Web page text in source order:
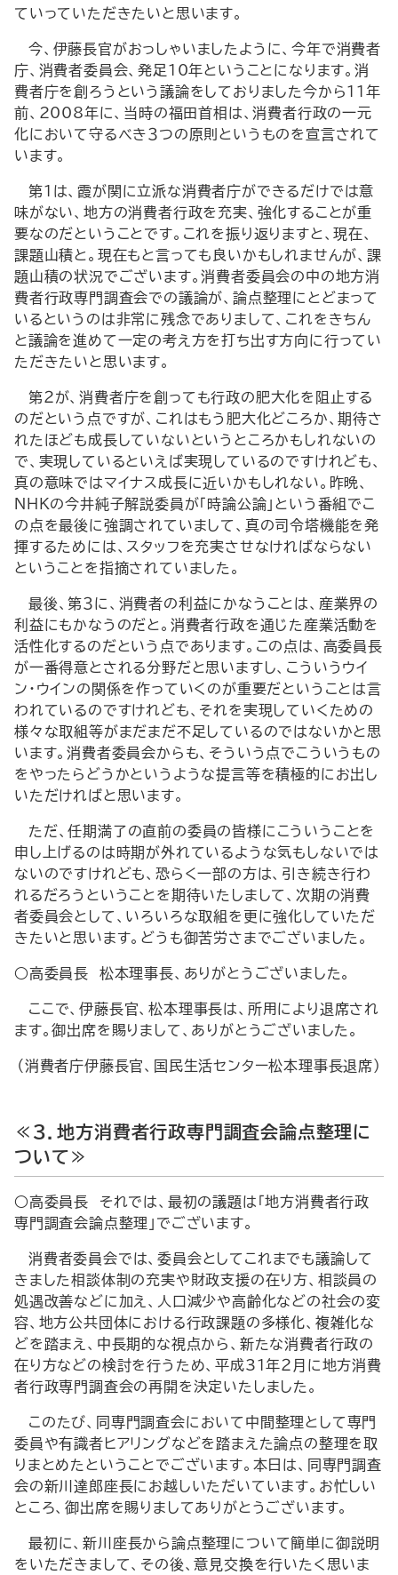
ていっていただきたいと思います。
今、伊藤長官がおっしゃいましたように、今年で消費者
庁、消費者委員会、発足10年ということになります。消
費者庁を創ろうという議論をしておりました今から11年
前、2008年に、当時の福田首相は、消費者行政の一元
化において守るべき３つの原則というものを宣言されて
います。
第１は、霞が関に立派な消費者庁ができるだけでは意
味がない、地方の消費者行政を充実、強化することが重
要なのだということです。これを振り返りますと、現在、
課題山積と。現在もと言っても良いかもしれませんが、課
題山積の状況でございます。消費者委員会の中の地方消
費者行政専門調査会での議論が、論点整理にとどまって
いるというのは非常に残念でありまして、これをきちん
と議論を進めて一定の考え方を打ち出す方向に行ってい
ただきたいと思います。
第２が、消費者庁を創っても行政の肥大化を阻止する
のだという点ですが、これはもう肥大化どころか、期待さ
れたほども成長していないというところかもしれないの
で、実現しているといえば実現しているのですけれども、
真の意味ではマイナス成長に近いかもしれない。昨晩、
NHKの今井純子解説委員が「時論公論」という番組でこ
の点を最後に強調されていまして、真の司令塔機能を発
揮するためには、スタッフを充実させなければならない
ということを指摘されていました。
最後、第３に、消費者の利益にかなうことは、産業界の
利益にもかなうのだと。消費者行政を通じた産業活動を
活性化するのだという点であります。この点は、高委員長
が一番得意とされる分野だと思いますし、こういうウイ
ン・ウインの関係を作っていくのが重要だということは言
われているのですけれども、それを実現していくための
様々な取組等がまだまだ不足しているのではないかと思
います。消費者委員会からも、そういう点でこういうもの
をやったらどうかというような提言等を積極的にお出し
いただければと思います。
ただ、任期満了の直前の委員の皆様にこういうことを
申し上げるのは時期が外れているような気もしないでは
ないのですけれども、恐らく一部の方は、引き続き行わ
れるだろうということを期待いたしまして、次期の消費
者委員会として、いろいろな取組を更に強化していただ
きたいと思います。どうも御苦労さまでございました。
○高委員長 松本理事長、ありがとうございました。
ここで、伊藤長官、松本理事長は、所用により退席され
ます。御出席を賜りまして、ありがとうございました。
（消費者庁伊藤長官、国民生活センター松本理事長退席）
≪３．地方消費者行政専門調査会論点整理に
ついて≫
○高委員長 それでは、最初の議題は「地方消費者行政
専門調査会論点整理」でございます。
消費者委員会では、委員会としてこれまでも議論して
きました相談体制の充実や財政支援の在り方、相談員の
処遇改善などに加え、人口減少や高齢化などの社会の変
容、地方公共団体における行政課題の多様化、複雑化な
どを踏まえ、中長期的な視点から、新たな消費者行政の
在り方などの検討を行うため、平成31年２月に地方消費
者行政専門調査会の再開を決定いたしました。
このたび、同専門調査会において中間整理として専門
委員や有識者ヒアリングなどを踏まえた論点の整理を取
りまとめたということでございます。本日は、同専門調査
会の新川達郎座長にお越しいただいています。お忙しい
ところ、御出席を賜りましてありがとうございます。
最初に、新川座長から論点整理について簡単に御説明
をいただきまして、その後、意見交換を行いたく思いま